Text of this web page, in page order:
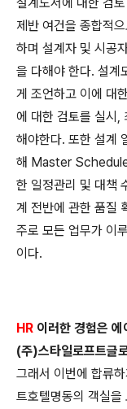
제반 여건을 종합적
하며 설계자 및 시공
을 다해야 한다. 설계
게 조언하고 이에 대
에 대한 검토를 실시,
해야한다. 또한 설계
해 Master
한 일정관리 및 대책
계 전반에 관한 품질
주로 모든 업무가 이
이다.
HR 이러한 경험은
(주)스타일로프트글
그래서 이번에 합류
트호텔명동의 객실을